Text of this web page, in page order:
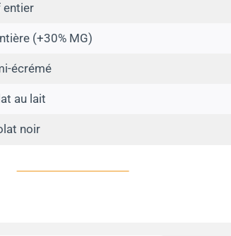
entier
(+30% MG)
écrémé
au lait
noir